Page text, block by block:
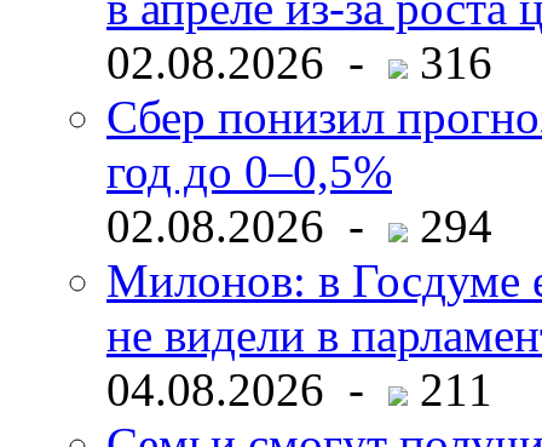
02.08.2026 -
316
Сбер понизил
год до 0–0,5%
02.08.2026 -
294
Милонов: в Госдуме
не видели в
04.08.2026 -
211